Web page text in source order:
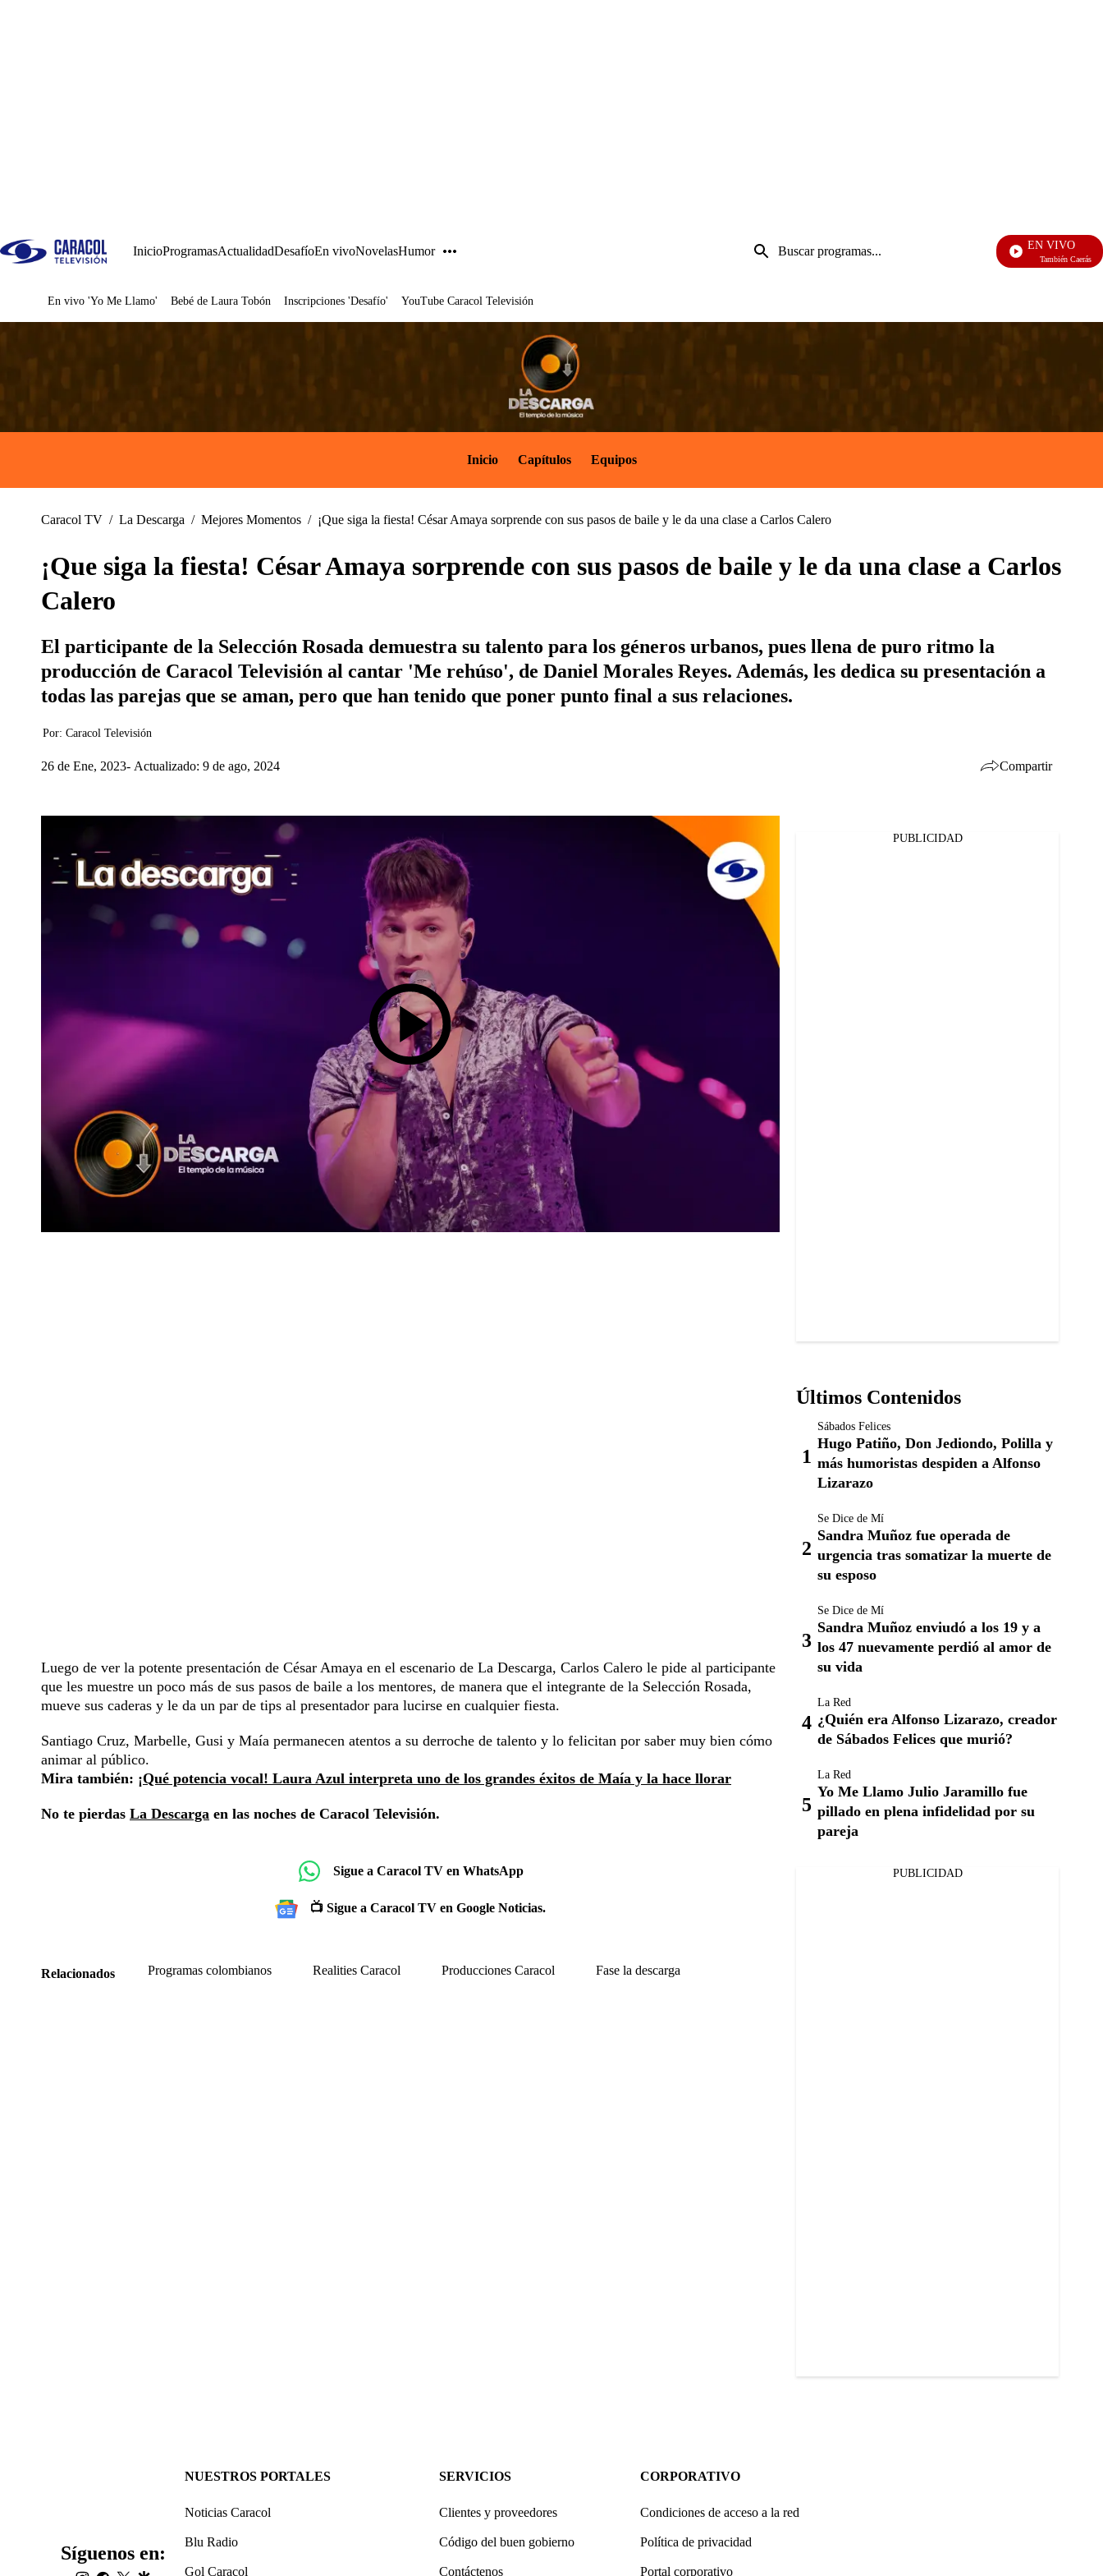
InicioProgramasActualidadDesafíoEn vivoNovelasHumor
Entrada
de
EN VIVO
También Caerás
Juegos
En vivo 'Yo Me Llamo' Bebé de Laura Tobón Inscripciones 'Desafío' YouTube Caracol Televisión
Inicio Capítulos Equipos
Caracol TV / La Descarga / Mejores Momentos / ¡Que siga la fiesta! César Amaya sorprende con sus pasos de baile y le da una clase a Carlos Calero
¡Que siga la fiesta! César Amaya sorprende con sus pasos de baile y le da una clase a Carlos
Calero
El participante de la Selección Rosada demuestra su talento para los géneros urbanos, pues llena de puro ritmo la
producción de Caracol Televisión al cantar 'Me rehúso', de Daniel Morales Reyes. Además, les dedica su presentación a
todas las parejas que se aman, pero que han tenido que poner punto final a sus relaciones.
Por: Caracol Televisión
26 de Ene, 2023 Actualizado: 9 de ago, 2024 Compartir
Luego de ver la potente presentación de César Amaya en el escenario de La Descarga, Carlos Calero le pide al participante
que les muestre un poco más de sus pasos de baile a los mentores, de manera que el integrante de la Selección Rosada,
mueve sus caderas y le da un par de tips al presentador para lucirse en cualquier fiesta.
Santiago Cruz, Marbelle, Gusi y Maía permanecen atentos a su derroche de talento y lo felicitan por saber muy bien cómo
animar al público.
Mira también: ¡Qué potencia vocal! Laura Azul interpreta uno de los grandes éxitos de Maía y la hace llorar
No te pierdas La Descarga en las noches de Caracol Televisión.
Sigue a Caracol TV en WhatsApp
📺 Sigue a Caracol TV en Google Noticias.
Relacionados Programas colombianos Realities Caracol Producciones Caracol Fase la descarga
PUBLICIDAD
Últimos Contenidos
Sábados Felices
Hugo Patiño, Don Jediondo, Polilla y
más humoristas despiden a Alfonso
Lizarazo
Se Dice de Mí
Sandra Muñoz fue operada de
urgencia tras somatizar la muerte de
su esposo
Se Dice de Mí
Sandra Muñoz enviudó a los 19 y a
los 47 nuevamente perdió al amor de
su vida
La Red
¿Quién era Alfonso Lizarazo, creador
de Sábados Felices que murió?
La Red
Yo Me Llamo Julio Jaramillo fue
pillado en plena infidelidad por su
pareja
PUBLICIDAD
Síguenos en:
NUESTROS PORTALES
Noticias Caracol
Blu Radio
Gol Caracol
SERVICIOS
Clientes y proveedores
Código del buen gobierno
Contáctenos
CORPORATIVO
Condiciones de acceso a la red
Política de privacidad
Portal corporativo